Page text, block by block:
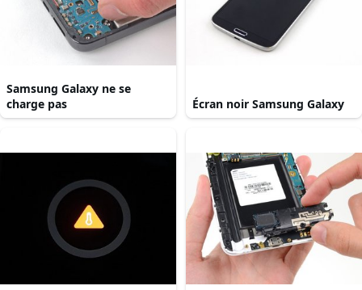
Samsung Galaxy ne se
charge pas
Écran noir Samsung Galaxy